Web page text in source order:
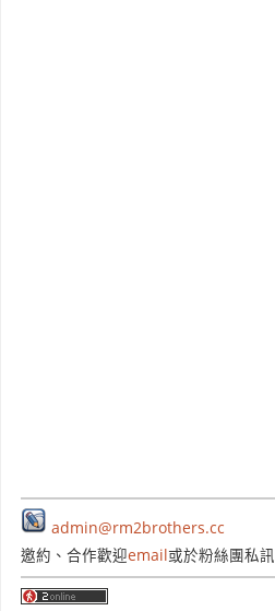
admin@rm2brothers.cc
邀約、合作歡迎email或於粉絲團私訊